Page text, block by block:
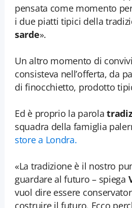
pensata come momento
i due piatti tipici della
sarde».
Un altro momento di
consisteva nell’offerta, da
di finocchietto, prodotto
Ed è proprio la parola
squadra della famiglia
store a Londra.
«La tradizione è il nostro
guardare al futuro – spiega
vuol dire essere
costruire il futuro. Ecco